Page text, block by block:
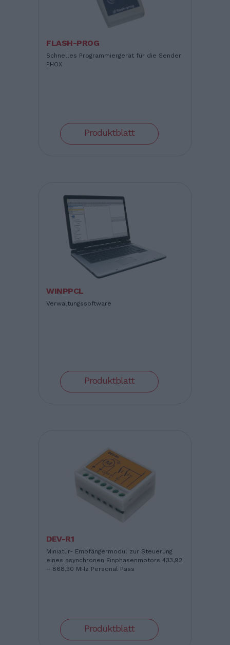
FLASH-PROG
Schnelles Programmiergerät für die Sender
PHOX
Produktblatt
WINPPCL
Verwaltungssoftware
Produktblatt
DEV-R1
Miniatur- Empfängermodul zur Steuerung
eines asynchronen Einphasenmotors 433,92
– 868,30 MHz Personal Pass
Produktblatt